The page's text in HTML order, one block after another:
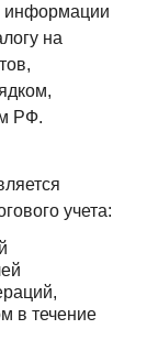
информации
на
РФ.
учета:
в течение